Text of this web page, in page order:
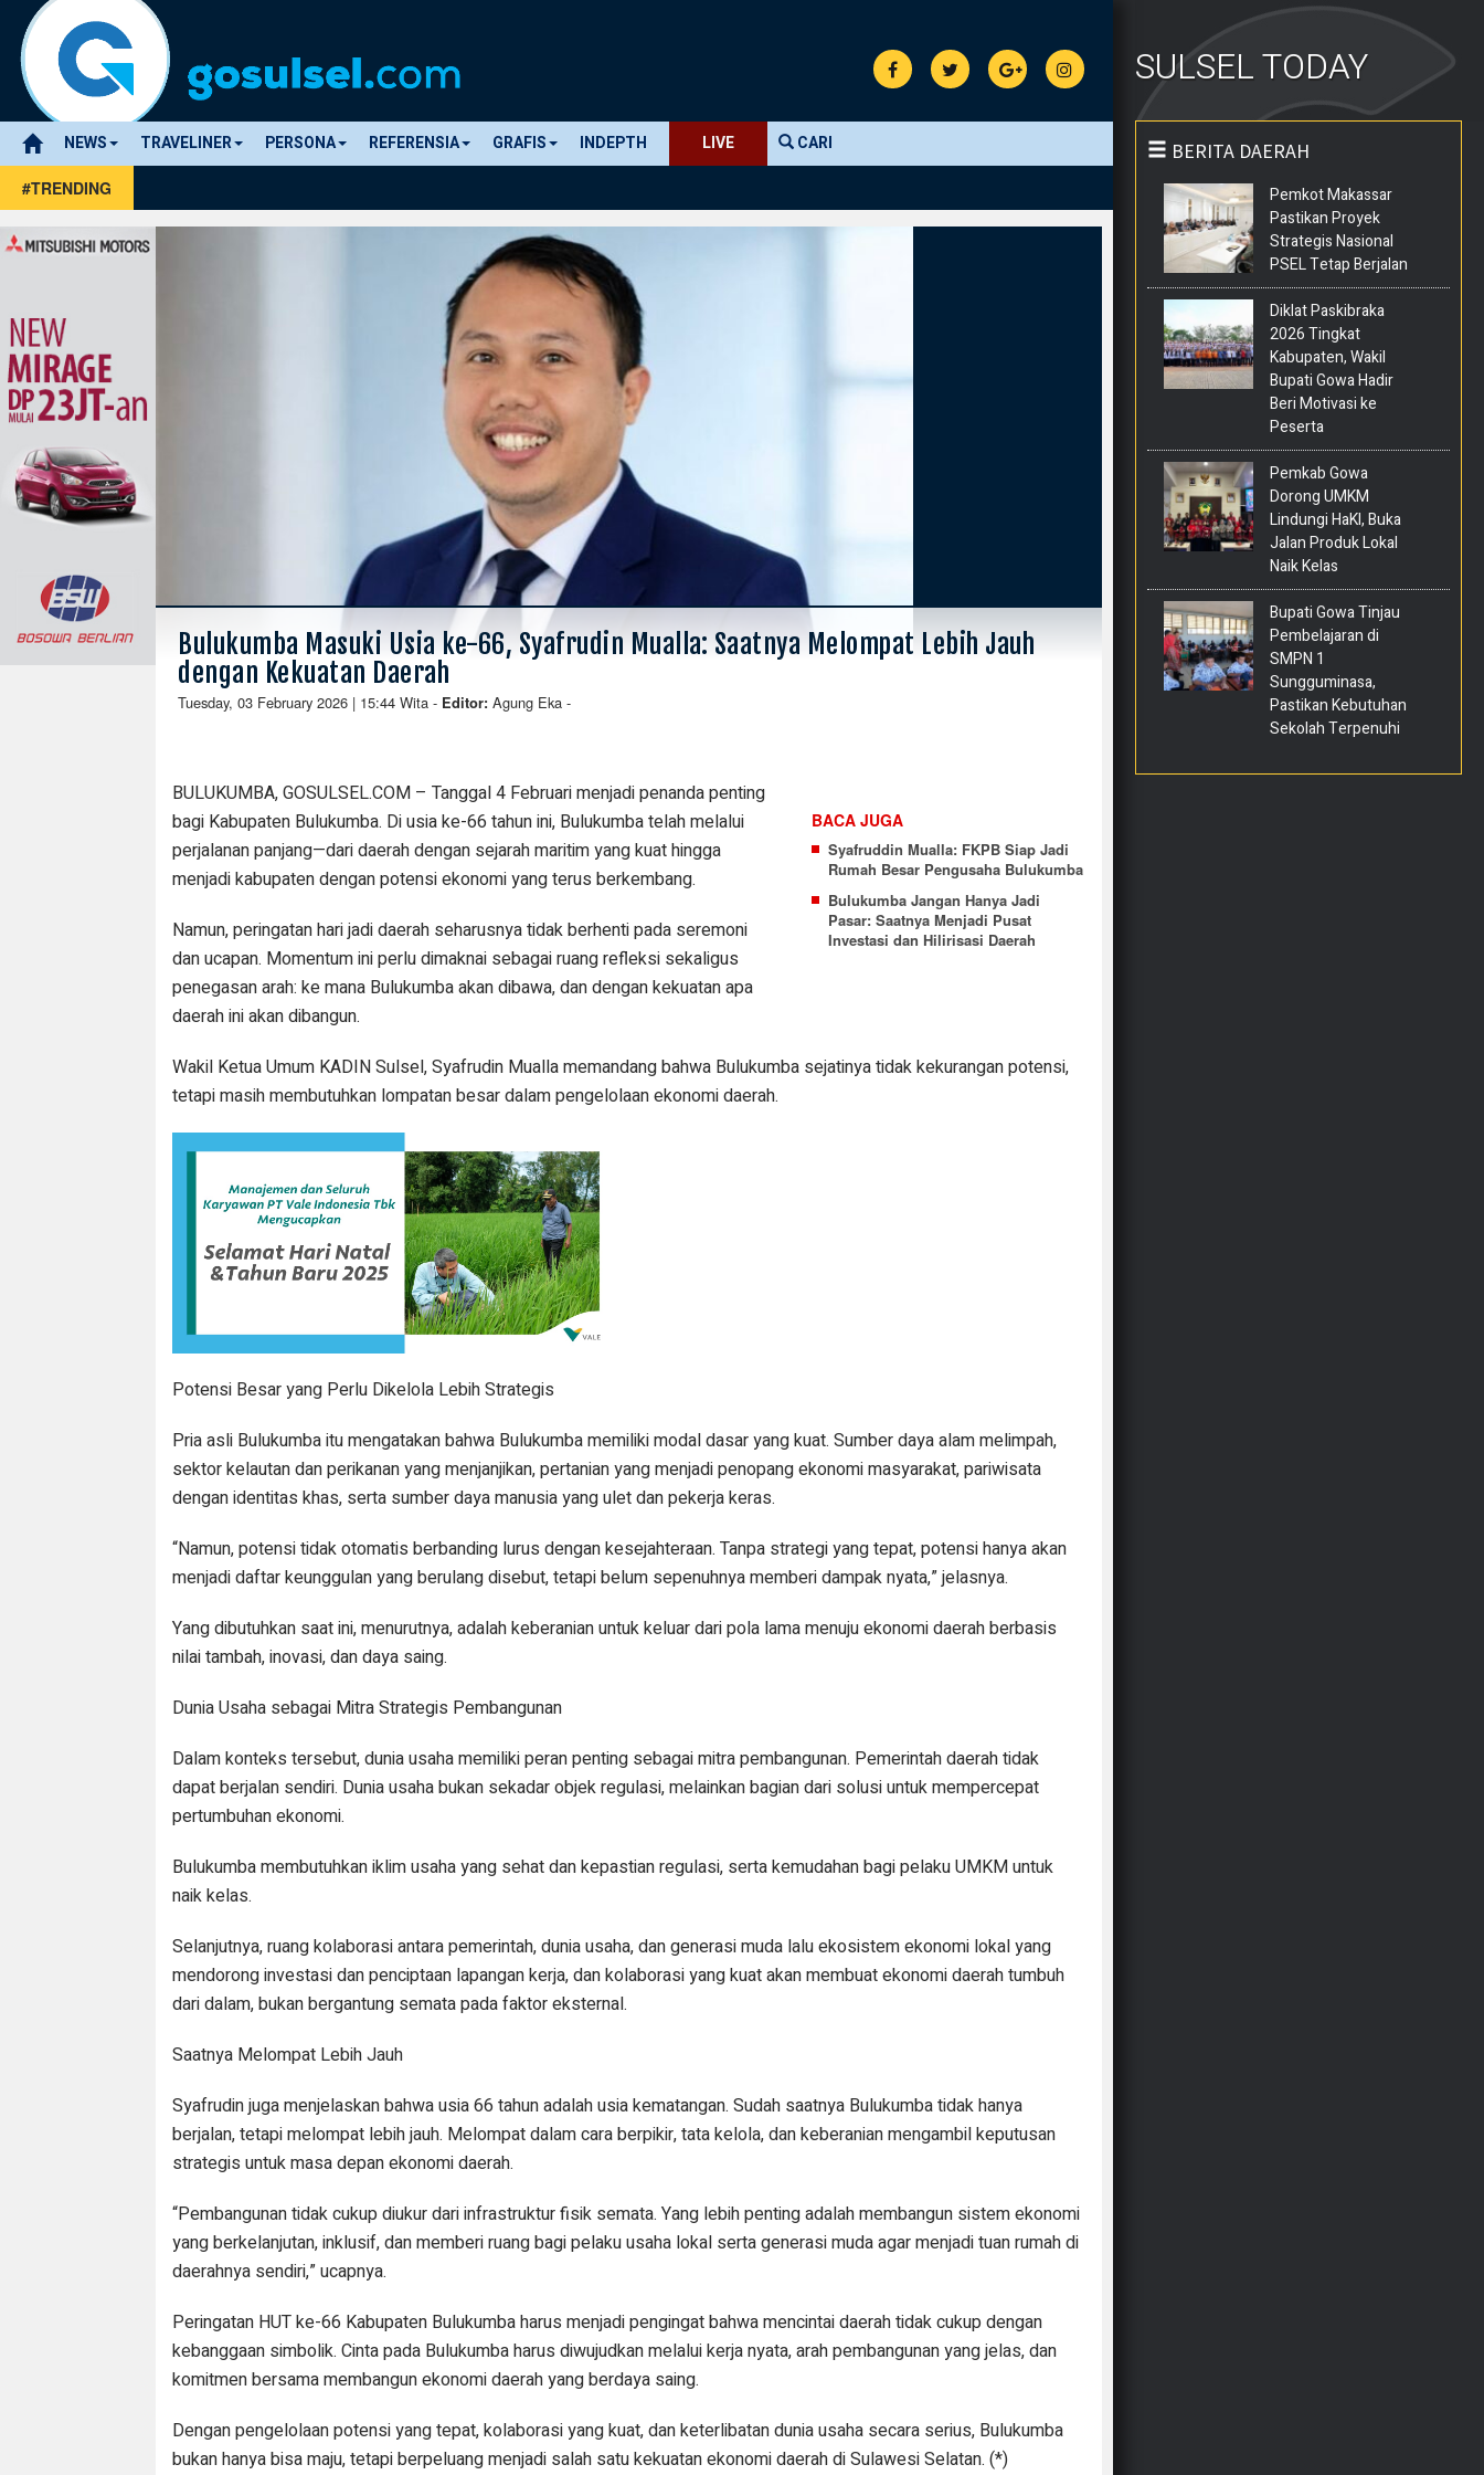
NEWS TRAVELINER PERSONA REFERENSIA GRAFIS INDEPTH LIVE CARI
#TRENDING
Bulukumba Masuki Usia ke-66, Syafrudin Mualla: Saatnya Melompat Lebih Jauh
dengan Kekuatan Daerah
Tuesday, 03 February 2026 | 15:44 Wita - Editor:Agung Eka -
BACA JUGA
Syafruddin Mualla: FKPB Siap Jadi
Rumah Besar Pengusaha Bulukumba
Bulukumba Jangan Hanya Jadi
Pasar: Saatnya Menjadi Pusat
Investasi dan Hilirisasi Daerah
BULUKUMBA, GOSULSEL.COM – Tanggal 4 Februari menjadi penanda penting
bagi Kabupaten Bulukumba. Di usia ke-66 tahun ini, Bulukumba telah melalui
perjalanan panjang—dari daerah dengan sejarah maritim yang kuat hingga
menjadi kabupaten dengan potensi ekonomi yang terus berkembang.
Namun, peringatan hari jadi daerah seharusnya tidak berhenti pada seremoni
dan ucapan. Momentum ini perlu dimaknai sebagai ruang refleksi sekaligus
penegasan arah: ke mana Bulukumba akan dibawa, dan dengan kekuatan apa
daerah ini akan dibangun.
Wakil Ketua Umum KADIN Sulsel, Syafrudin Mualla memandang bahwa Bulukumba sejatinya tidak kekurangan potensi,
tetapi masih membutuhkan lompatan besar dalam pengelolaan ekonomi daerah.
Potensi Besar yang Perlu Dikelola Lebih Strategis
Pria asli Bulukumba itu mengatakan bahwa Bulukumba memiliki modal dasar yang kuat. Sumber daya alam melimpah,
sektor kelautan dan perikanan yang menjanjikan, pertanian yang menjadi penopang ekonomi masyarakat, pariwisata
dengan identitas khas, serta sumber daya manusia yang ulet dan pekerja keras.
“Namun, potensi tidak otomatis berbanding lurus dengan kesejahteraan. Tanpa strategi yang tepat, potensi hanya akan
menjadi daftar keunggulan yang berulang disebut, tetapi belum sepenuhnya memberi dampak nyata,” jelasnya.
Yang dibutuhkan saat ini, menurutnya, adalah keberanian untuk keluar dari pola lama menuju ekonomi daerah berbasis
nilai tambah, inovasi, dan daya saing.
Dunia Usaha sebagai Mitra Strategis Pembangunan
Dalam konteks tersebut, dunia usaha memiliki peran penting sebagai mitra pembangunan. Pemerintah daerah tidak
dapat berjalan sendiri. Dunia usaha bukan sekadar objek regulasi, melainkan bagian dari solusi untuk mempercepat
pertumbuhan ekonomi.
Bulukumba membutuhkan iklim usaha yang sehat dan kepastian regulasi, serta kemudahan bagi pelaku UMKM untuk
naik kelas.
Selanjutnya, ruang kolaborasi antara pemerintah, dunia usaha, dan generasi muda lalu ekosistem ekonomi lokal yang
mendorong investasi dan penciptaan lapangan kerja, dan kolaborasi yang kuat akan membuat ekonomi daerah tumbuh
dari dalam, bukan bergantung semata pada faktor eksternal.
Saatnya Melompat Lebih Jauh
Syafrudin juga menjelaskan bahwa usia 66 tahun adalah usia kematangan. Sudah saatnya Bulukumba tidak hanya
berjalan, tetapi melompat lebih jauh. Melompat dalam cara berpikir, tata kelola, dan keberanian mengambil keputusan
strategis untuk masa depan ekonomi daerah.
“Pembangunan tidak cukup diukur dari infrastruktur fisik semata. Yang lebih penting adalah membangun sistem ekonomi
yang berkelanjutan, inklusif, dan memberi ruang bagi pelaku usaha lokal serta generasi muda agar menjadi tuan rumah di
daerahnya sendiri,” ucapnya.
Peringatan HUT ke-66 Kabupaten Bulukumba harus menjadi pengingat bahwa mencintai daerah tidak cukup dengan
kebanggaan simbolik. Cinta pada Bulukumba harus diwujudkan melalui kerja nyata, arah pembangunan yang jelas, dan
komitmen bersama membangun ekonomi daerah yang berdaya saing.
Dengan pengelolaan potensi yang tepat, kolaborasi yang kuat, dan keterlibatan dunia usaha secara serius, Bulukumba
bukan hanya bisa maju, tetapi berpeluang menjadi salah satu kekuatan ekonomi daerah di Sulawesi Selatan. (*)
SULSEL TODAY
BERITA DAERAH
Pemkot Makassar
Pastikan Proyek
Strategis Nasional
PSEL Tetap Berjalan
Diklat Paskibraka
2026 Tingkat
Kabupaten, Wakil
Bupati Gowa Hadir
Beri Motivasi ke
Peserta
Pemkab Gowa
Dorong UMKM
Lindungi HaKI, Buka
Jalan Produk Lokal
Naik Kelas
Bupati Gowa Tinjau
Pembelajaran di
SMPN 1
Sungguminasa,
Pastikan Kebutuhan
Sekolah Terpenuhi